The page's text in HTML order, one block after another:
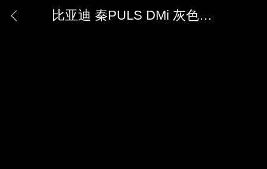
比亚迪 秦PULS DMi 灰色图集